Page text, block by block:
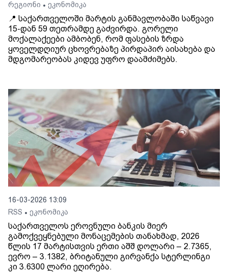
რეგიონი • ეკონომიკა
📍 საქართველოში მარტის განმავლობაში საწვავი
15-დან 59 თეთრამდე გაძვირდა. გორელი
მოქალაქეები ამბობენ, რომ ფასების ზრდა
ყოველდღიურ ცხოვრებაზე პირდაპირ აისახება და
მდგომარეობას კიდევ უფრო დაამძიმებს.
16-03-2026 13:09
RSS • ეკონომიკა
საქართველოს ეროვნული ბანკის მიერ
გამოქვეყნებული მონაცემების თანახმად, 2026
წლის 17 მარტისთვის ერთი აშშ დოლარი – 2.7365,
ევრო – 3.1382, ბრიტანული გირვანქა სტერლინგი
კი 3.6300 ლარი ეღირება.